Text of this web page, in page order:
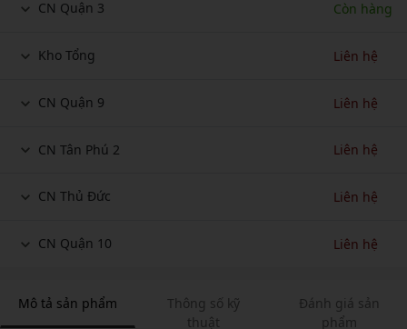
CN Quận 3 Còn hàng
Kho Tổng Liên hệ
CN Quận 9 Liên hệ
CN Tân Phú 2 Liên hệ
CN Thủ Đức Liên hệ
CN Quận 10 Liên hệ
Mô tả sản phẩm
Thông số kỹ
thuật
Đánh giá sản
phẩm